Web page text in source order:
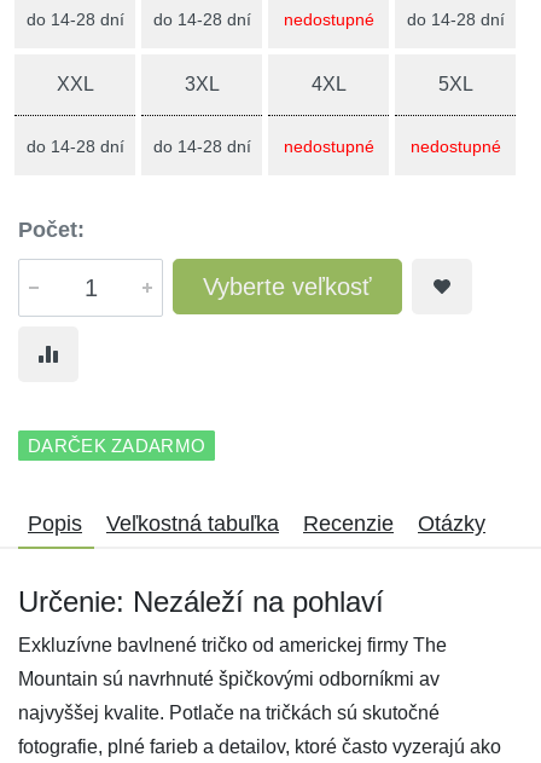
do 14-28 dní do 14-28 dní nedostupné do 14-28 dní
XXL
do 14-28 dní
3XL
do 14-28 dní
4XL
nedostupné
5XL
nedostupné
Počet:
Vyberte veľkosť
DARČEK ZADARMO
Popis Veľkostná tabuľka Recenzie Otázky
Určenie: Nezáleží na pohlaví
Exkluzívne bavlnené tričko od americkej firmy The
Mountain sú navrhnuté špičkovými odborníkmi av
najvyššej kvalite. Potlače na tričkách sú skutočné
fotografie, plné farieb a detailov, ktoré často vyzerajú ako